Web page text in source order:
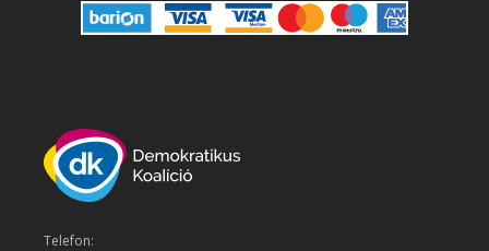
Telefon: